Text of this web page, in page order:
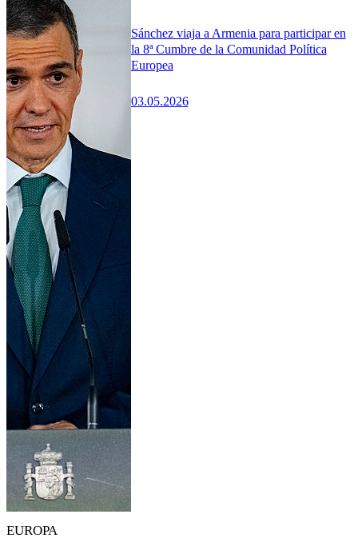
Sánchez viaja a Armenia para participar en
la 8ª Cumbre de la Comunidad Política
Europea
03.05.2026
EUROPA